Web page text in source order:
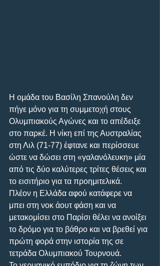
Η ομάδα του Βασίλη Σπανούλη δεν
πήγε μόνο για τη συμμετοχή στους
Ολυμπιακούς Αγώνες και το απέδειξε
στο παρκέ. Η νίκη επί της Αυστραλίας
στη Λιλ (71-77) έφτανε και περίσσευε
ώστε να δώσει στη «γαλανόλευκη» μία
από τις δύο καλύτερες τρίτες θέσεις και
το εισιτήριο για τα προημιτελικά.
Πλέον η Ελλάδα αφού κατάφερε να
μπει στη νοκ άουτ φάση και να
μετακομίσει στο Παρίσι θέλει να ανοίξει
το δρόμο για το βάθρο και να βρεθεί για
πρώτη φορά στην ιστορία της σε
τετράδα Ολυμπιακού Τουρνουά.